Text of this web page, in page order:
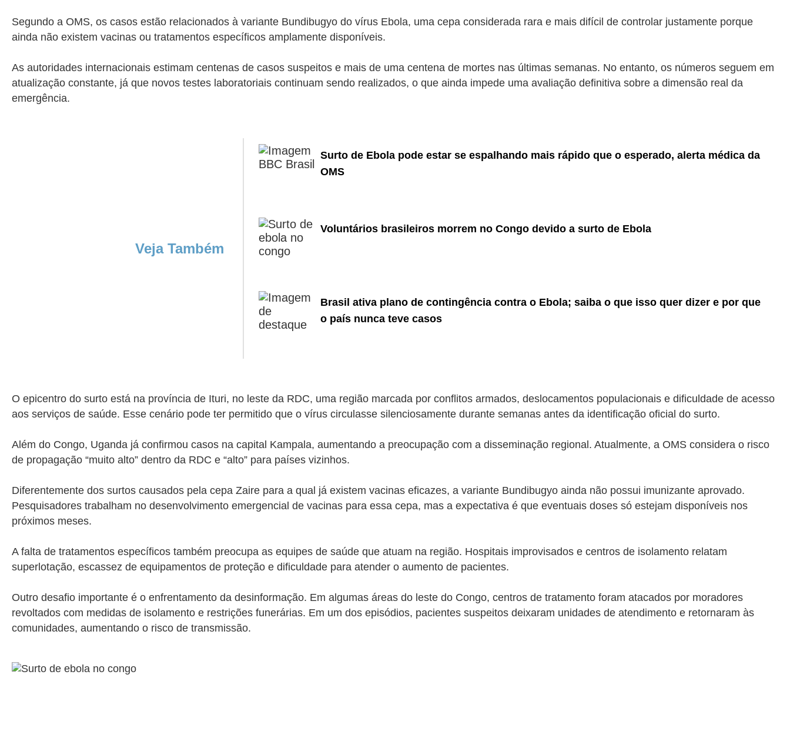
Segundo a OMS, os casos estão relacionados à variante Bundibugyo do vírus Ebola, uma cepa considerada rara e mais difícil de controlar justamente porque
ainda não existem vacinas ou tratamentos específicos amplamente disponíveis.
As autoridades internacionais estimam centenas de casos suspeitos e mais de uma centena de mortes nas últimas semanas. No entanto, os números seguem em
atualização constante, já que novos testes laboratoriais continuam sendo realizados, o que ainda impede uma avaliação definitiva sobre a dimensão real da
emergência.
Veja Também
Surto de Ebola pode estar se espalhando mais rápido que o esperado, alerta médica da
OMS
Voluntários brasileiros morrem no Congo devido a surto de Ebola
Brasil ativa plano de contingência contra o Ebola; saiba o que isso quer dizer e por que
o país nunca teve casos
O epicentro do surto está na província de Ituri, no leste da RDC, uma região marcada por conflitos armados, deslocamentos populacionais e dificuldade de acesso
aos serviços de saúde. Esse cenário pode ter permitido que o vírus circulasse silenciosamente durante semanas antes da identificação oficial do surto.
Além do Congo, Uganda já confirmou casos na capital Kampala, aumentando a preocupação com a disseminação regional. Atualmente, a OMS considera o risco
de propagação “muito alto” dentro da RDC e “alto” para países vizinhos.
Diferentemente dos surtos causados pela cepa Zaire para a qual já existem vacinas eficazes, a variante Bundibugyo ainda não possui imunizante aprovado.
Pesquisadores trabalham no desenvolvimento emergencial de vacinas para essa cepa, mas a expectativa é que eventuais doses só estejam disponíveis nos
próximos meses.
A falta de tratamentos específicos também preocupa as equipes de saúde que atuam na região. Hospitais improvisados e centros de isolamento relatam
superlotação, escassez de equipamentos de proteção e dificuldade para atender o aumento de pacientes.
Outro desafio importante é o enfrentamento da desinformação. Em algumas áreas do leste do Congo, centros de tratamento foram atacados por moradores
revoltados com medidas de isolamento e restrições funerárias. Em um dos episódios, pacientes suspeitos deixaram unidades de atendimento e retornaram às
comunidades, aumentando o risco de transmissão.